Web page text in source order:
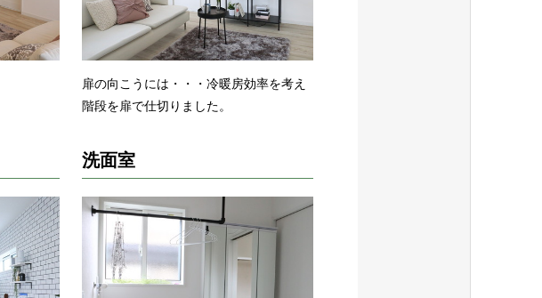
扉の向こうには・・・冷暖房効率を考え
階段を扉で仕切りました。
洗面室